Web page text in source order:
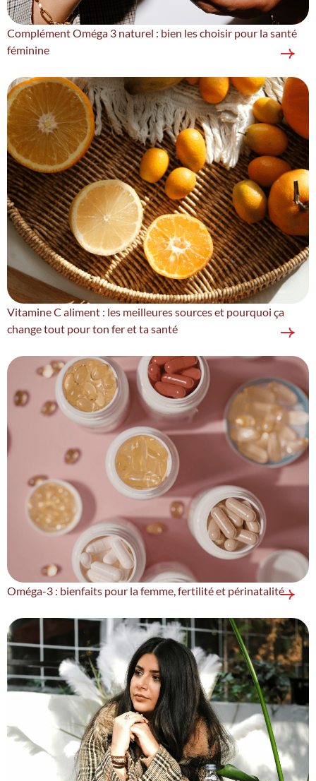
Complément Oméga 3 naturel : bien les choisir pour la santé
féminine
Vitamine C aliment : les meilleures sources et pourquoi ça
change tout pour ton fer et ta santé
Oméga-3 : bienfaits pour la femme, fertilité et périnatalité